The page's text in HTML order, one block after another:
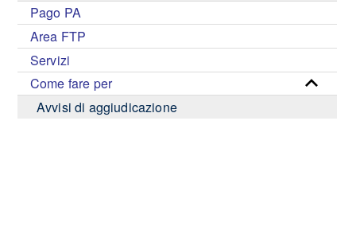
Pago PA
Area FTP
Servizi
Come fare per
Avvisi di aggiudicazione